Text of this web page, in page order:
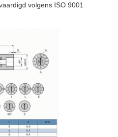
volgens ISO 9001